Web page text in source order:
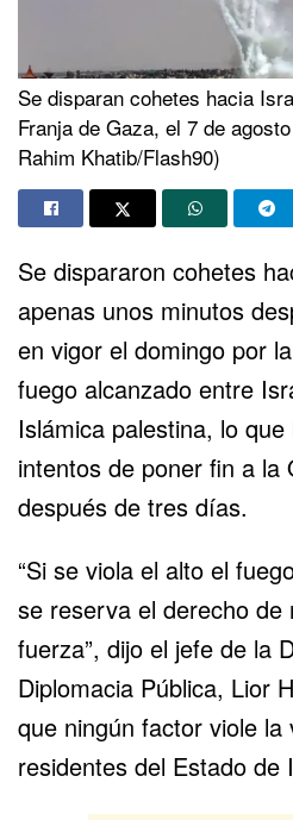
Se disparan cohetes hacia
Franja de Gaza, el 7 de
Rahim Khatib/Flash90)
Se dispararon cohetes
apenas unos minutos
en vigor el domingo por
fuego alcanzado entre
Islámica palestina, lo
intentos de poner fin a la
después de tres días.
“Si se viola el alto el
se reserva el derecho de
fuerza”, dijo el jefe de la
Diplomacia Pública, Lior
que ningún factor viole
residentes del Estado de